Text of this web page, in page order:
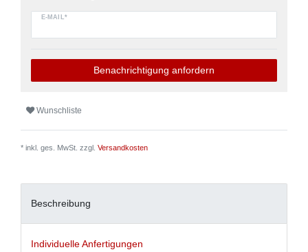
E-MAIL*
Benachrichtigung anfordern
Wunschliste
* inkl. ges. MwSt. zzgl. Versandkosten
Beschreibung
Individuelle Anfertigungen